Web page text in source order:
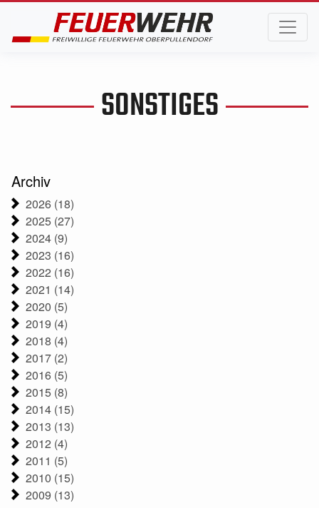
SONSTIGES
Archiv
2026 (18)
2025 (27)
2024 (9)
2023 (16)
2022 (16)
2021 (14)
2020 (5)
2019 (4)
2018 (4)
2017 (2)
2016 (5)
2015 (8)
2014 (15)
2013 (13)
2012 (4)
2011 (5)
2010 (15)
2009 (13)